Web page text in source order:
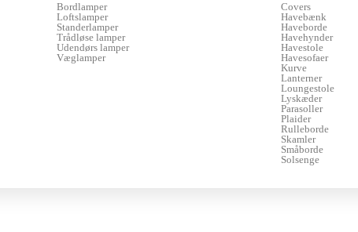
Bordlamper
Loftslamper
Standerlamper
Trådløse lamper
Udendørs lamper
Væglamper
Covers
Havebænk
Haveborde
Havehynder
Havestole
Havesofaer
Kurve
Lanterner
Loungestole
Lyskæder
Parasoller
Plaider
Rulleborde
Skamler
Småborde
Solsenge